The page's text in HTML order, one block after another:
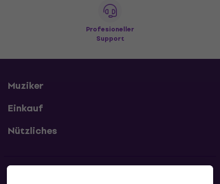
Profesioneller
Support
Muziker
Einkauf
Nützliches